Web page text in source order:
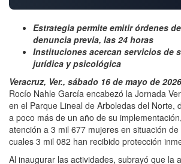
Estrategia permite emitir órdenes
denuncia previa, las 24 horas
Instituciones acercan servicios de
jurídica y psicológica
Veracruz, Ver., sábado 16 de mayo de
Rocío Nahle García encabezó la Jornada
en el Parque Lineal de Arboledas del Norte,
a poco más de un año de su
atención a 3 mil 677 mujeres en situación
cuales 3 mil 082 han recibido protección
Al inaugurar las actividades, subrayó que la